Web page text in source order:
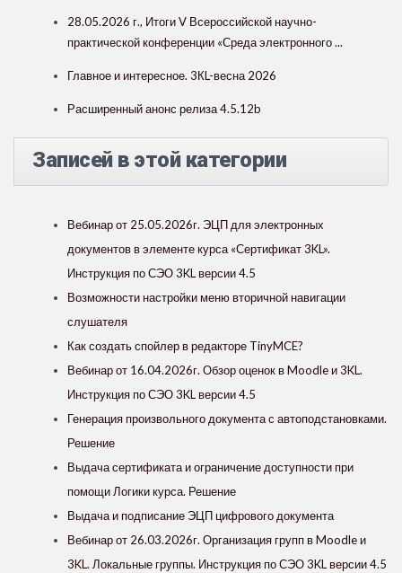
28.05.2026 г., Итоги V Всероссийской научно-
практической конференции «Среда электронного ...
Главное и интересное. 3КL-весна 2026
Расширенный анонс релиза 4.5.12b
Записей в этой категории
Вебинар от 25.05.2026г. ЭЦП для электронных
документов в элементе курса «Сертификат 3KL».
Инструкция по СЭО 3KL версии 4.5
Возможности настройки меню вторичной навигации
слушателя
Как создать спойлер в редакторе TinyMCE?
Вебинар от 16.04.2026г. Обзор оценок в Moodle и 3KL.
Инструкция по СЭО 3KL версии 4.5
Генерация произвольного документа с автоподстановками.
Решение
Выдача сертификата и ограничение доступности при
помощи Логики курса. Решение
Выдача и подписание ЭЦП цифрового документа
Вебинар от 26.03.2026г. Организация групп в Moodle и
3KL. Локальные группы. Инструкция по СЭО 3KL версии 4.5